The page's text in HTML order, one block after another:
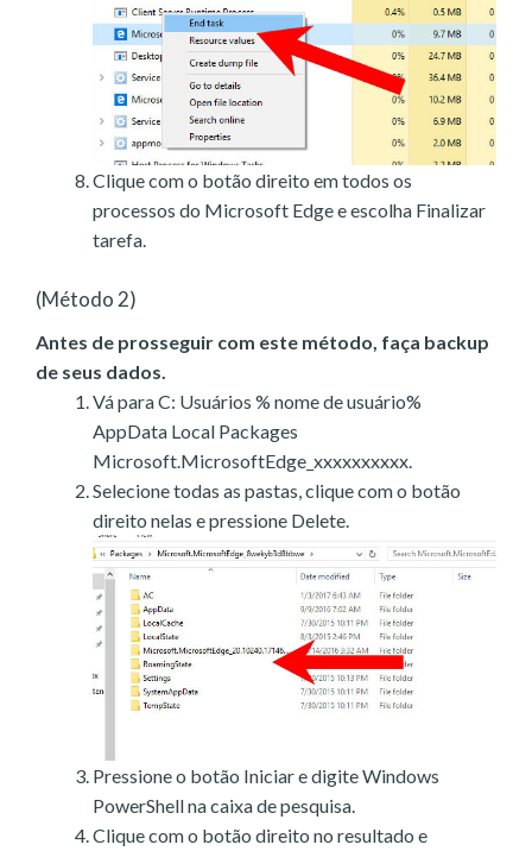
Clique com o botão direito em todos os
processos do Microsoft Edge e escolha Finalizar
tarefa.
(Método 2)
Antes de prosseguir com este método, faça backup
de seus dados.
Vá para C: Usuários % nome de usuário%
AppData Local Packages
Microsoft.MicrosoftEdge_xxxxxxxxxx.
Selecione todas as pastas, clique com o botão
direito nelas e pressione Delete.
Pressione o botão Iniciar e digite Windows
PowerShell na caixa de pesquisa.
Clique com o botão direito no resultado e